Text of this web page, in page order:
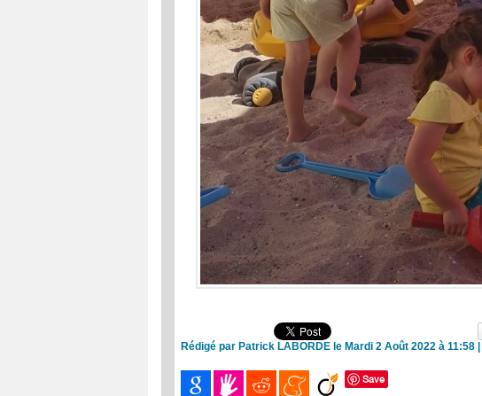
Rédigé par Patrick LABORDE le Mardi 2 Août 2022 à 11:58
Save